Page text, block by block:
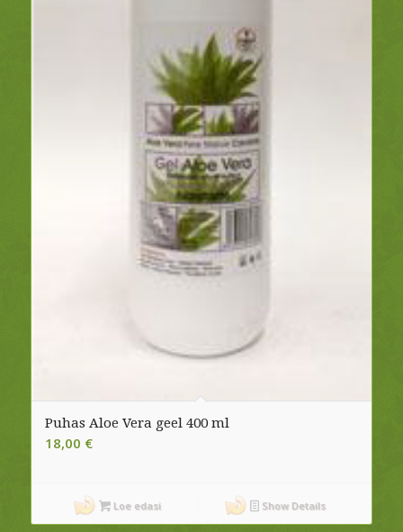
Puhas Aloe Vera geel 400 ml
18,00 €
Loe edasi Show Details